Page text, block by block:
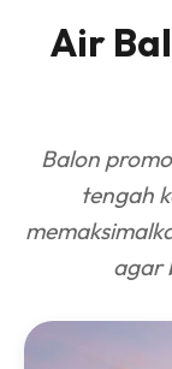
Air
Balon
tengah
agar